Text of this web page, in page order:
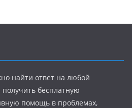
найти ответ на любой
бесплатную
помощь в проблемах,